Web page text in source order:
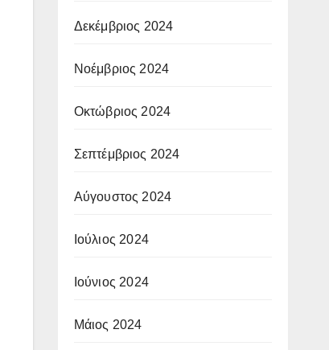
Δεκέμβριος 2024
Νοέμβριος 2024
Οκτώβριος 2024
Σεπτέμβριος 2024
Αύγουστος 2024
Ιούλιος 2024
Ιούνιος 2024
Μάιος 2024